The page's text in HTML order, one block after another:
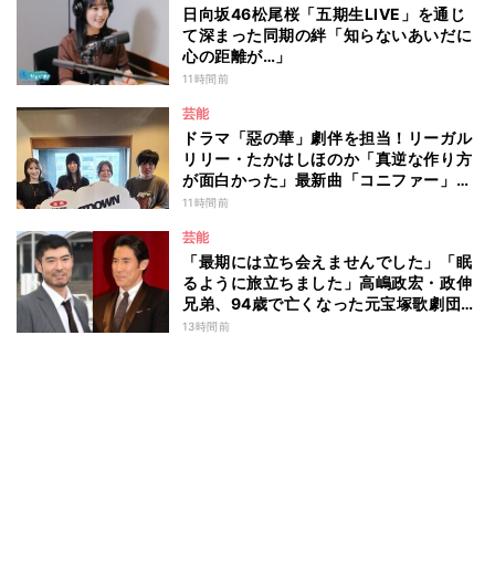
日向坂46松尾桜「五期生LIVE」を通じ
て深まった同期の絆「知らないあいだに
心の距離が…」
11時間前
芸能
ドラマ「惡の華」劇伴を担当！リーガル
リリー・たかはしほのか「真逆な作り方
が面白かった」最新曲「コニファー」制
作秘話も
11時間前
芸能
「最期には立ち会えませんでした」「眠
るように旅立ちました」高嶋政宏・政伸
兄弟、94歳で亡くなった元宝塚歌劇団ト
ップスターの母・寿美花代を追悼 ここ
13時間前